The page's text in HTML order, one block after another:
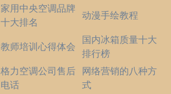
家用中央空调品牌
十大排名
动漫手绘教程
教师培训心得体会
国内冰箱质量十大
排行榜
格力空调公司售后
电话
网络营销的八种方
式